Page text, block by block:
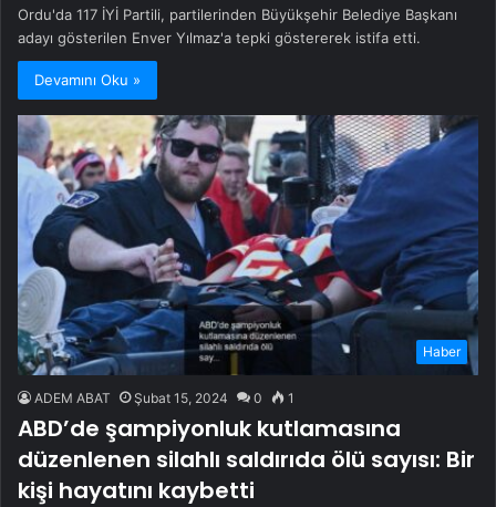
Ordu'da 117 İYİ Partili, partilerinden Büyükşehir Belediye Başkanı
adayı gösterilen Enver Yılmaz'a tepki göstererek istifa etti.
Devamını Oku »
Haber
ADEM ABAT Şubat 15, 2024 0 1
ABD’de şampiyonluk kutlamasına
düzenlenen silahlı saldırıda ölü sayısı: Bir
kişi hayatını kaybetti